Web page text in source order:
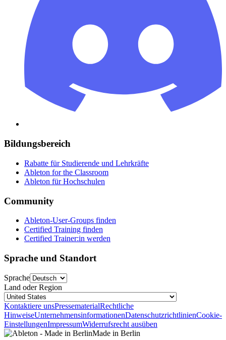
Bildungsbereich
Rabatte für Studierende und Lehrkräfte
Ableton for the Classroom
Ableton für Hochschulen
Community
Ableton-User-Groups finden
Certified Training finden
Certified Trainer:in werden
Sprache und Standort
Sprache
Land oder Region
Kontaktiere unsPressematerialRechtliche
HinweiseUnternehmensinformationenDatenschutzrichtlinienCookie-
EinstellungenImpressumWiderrufsrecht ausüben
Made in Berlin